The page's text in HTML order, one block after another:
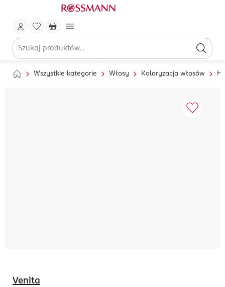
Wszystkie kategorie Włosy Koloryzacja włosów
Venita